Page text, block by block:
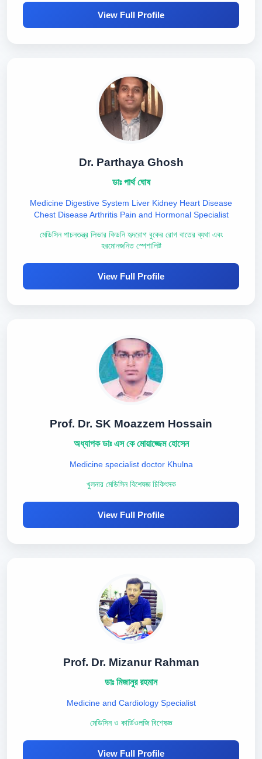
View Full Profile
Dr. Parthaya Ghosh
ডাঃ পার্থ ঘোষ
Medicine Digestive System Liver Kidney Heart Disease
Chest Disease Arthritis Pain and Hormonal Specialist
মেডিসিন পাচনতন্ত্র লিভার কিডনি হৃদরোগ বুকের রোগ বাতের ব্যথা এবং
হরমোনজনিত স্পেশালিষ্ট
View Full Profile
Prof. Dr. SK Moazzem Hossain
অধ্যাপক ডাঃ এস কে মোয়াজ্জেম হোসেন
Medicine specialist doctor Khulna
খুলনার মেডিসিন বিশেষজ্ঞ চিকিৎসক
View Full Profile
Prof. Dr. Mizanur Rahman
ডাঃ মিজানুর রহমান
Medicine and Cardiology Specialist
মেডিসিন ও কার্ডিওলজি বিশেষজ্ঞ
View Full Profile